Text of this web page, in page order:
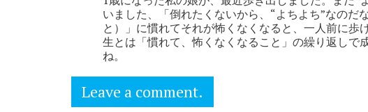
いました、「倒れたくないから、“よちよち”なのだ
と）」に慣れてそれが怖くなくなると、一人前に歩
生とは「慣れて、怖くなくなること」の繰り返しで
ね。
Leave a comment.